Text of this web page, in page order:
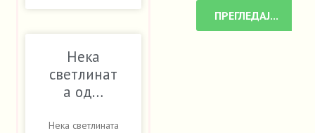
Нека
светлинат
а од…
Нека светлината
ПРЕГЛЕДАЈ...